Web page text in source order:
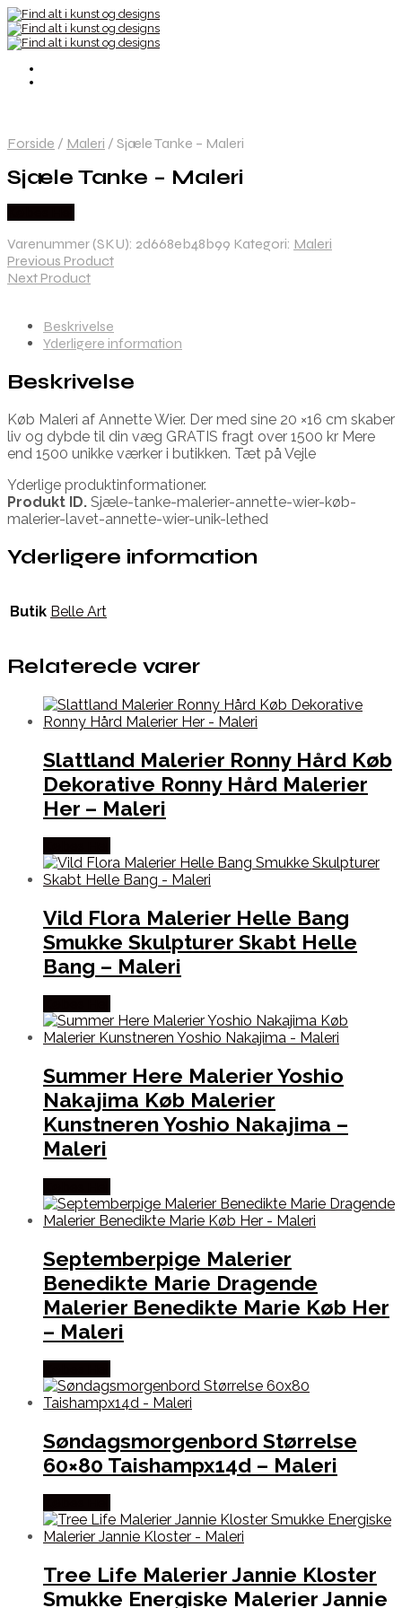
Forside / Maleri / Sjæle Tanke – Maleri
Sjæle Tanke – Maleri
Varenummer (SKU): 2d668eb48b99 Kategori: Maleri
Previous Product
Next Product
Beskrivelse
Yderligere information
Beskrivelse
Køb Maleri af Annette Wier. Der med sine 20 ×16 cm skaber
liv og dybde til din væg GRATIS fragt over 1500 kr Mere
end 1500 unikke værker i butikken. Tæt på Vejle
Yderlige produktinformationer.
Produkt ID. Sjæle-tanke-malerier-annette-wier-køb-
malerier-lavet-annette-wier-unik-lethed
Yderligere information
Butik Belle Art
Relaterede varer
Slattland Malerier Ronny Hård Køb
Dekorative Ronny Hård Malerier
Her – Maleri
Vild Flora Malerier Helle Bang
Smukke Skulpturer Skabt Helle
Bang – Maleri
Summer Here Malerier Yoshio
Nakajima Køb Malerier
Kunstneren Yoshio Nakajima –
Maleri
Septemberpige Malerier
Benedikte Marie Dragende
Malerier Benedikte Marie Køb Her
– Maleri
Søndagsmorgenbord Størrelse
60×80 Taishampx14d – Maleri
Tree Life Malerier Jannie Kloster
Smukke Energiske Malerier Jannie